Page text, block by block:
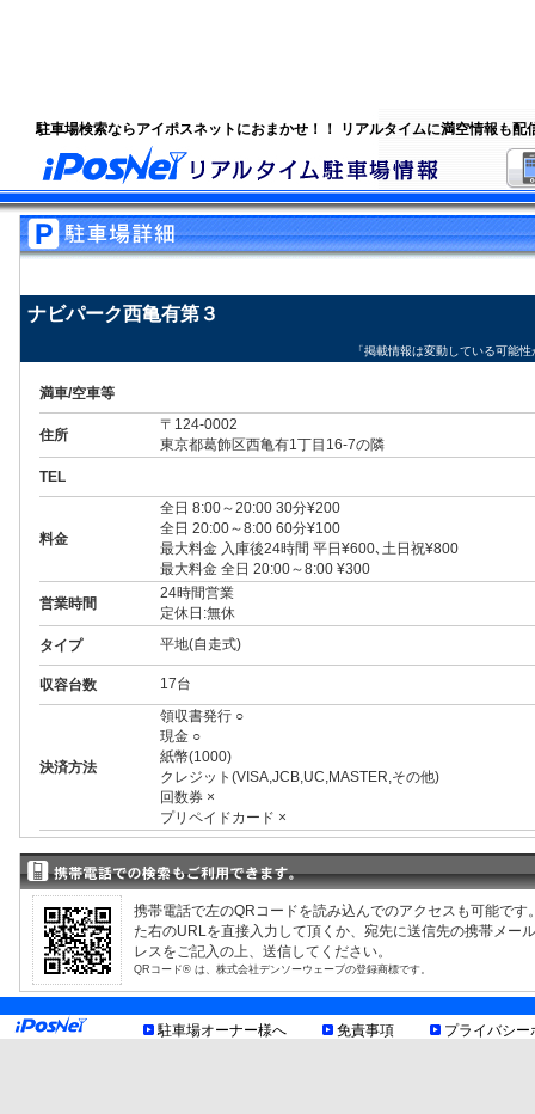
駐車場検索ならアイポスネットにおまかせ！！ リアルタイムに満空情報も配
ナビパーク西亀有第３
「掲載情報は変動している可能
満車/空車等
住所
〒124-0002
東京都葛飾区西亀有1丁目16-7の隣
TEL
料金
全日 8:00～20:00 30分¥200
全日 20:00～8:00 60分¥100
最大料金 入庫後24時間 平日¥600､土日祝¥800
最大料金 全日 20:00～8:00 ¥300
営業時間
24時間営業
定休日:無休
タイプ
平地(自走式)
収容台数 17台
決済方法
領収書発行 ○
現金 ○
紙幣(1000)
クレジット(VISA,JCB,UC,MASTER,その他)
回数券 ×
プリペイドカード ×
制限事項
3ナンバー ○
RV ○
1BOX ○
高 2.10m まで
幅 1.90m まで
長 5.00m まで
重量 2.50t まで
車底15cm以上
お知らせ
提携店舗
[ベニースーパー西亀有店]
携帯電話で左のQRコードを読み込んでのアクセスも可能です
た右のURLを直接入力して頂くか、宛先に送信先の携帯メー
レスをご記入の上、送信してください。
QRコード® は、株式会社デンソーウェーブの登録商標です。
駐車場オーナー様へ 免責事項 プライバシー